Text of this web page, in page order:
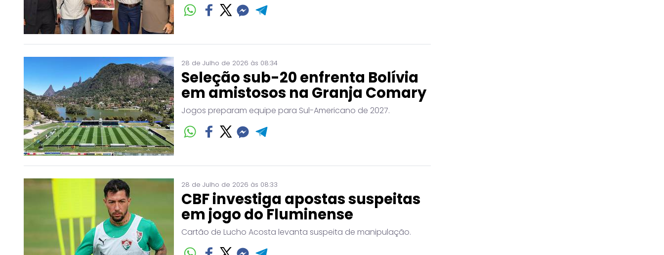
28 de Julho de 2026 às 08:34
Seleção sub-20 enfrenta Bolívia
em amistosos na Granja Comary
Jogos preparam equipe para Sul-Americano de 2027.
28 de Julho de 2026 às 08:33
CBF investiga apostas suspeitas
em jogo do Fluminense
Cartão de Lucho Acosta levanta suspeita de manipulação.